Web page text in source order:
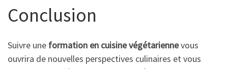
Conclusion
Suivre une formation en cuisine végétariennevous
ouvrira de nouvelles perspectives culinaires et vous